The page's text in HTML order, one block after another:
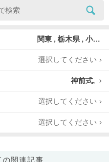
関東 , 栃木県 , 小山市
選択してください
神前式,
選択してください
選択してください
の関連記事